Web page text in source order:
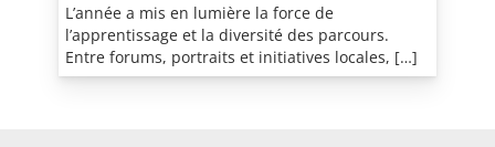
L’année a mis en lumière la force de
l’apprentissage et la diversité des parcours.
Entre forums, portraits et initiatives locales, […]